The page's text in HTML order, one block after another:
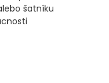
šatníku